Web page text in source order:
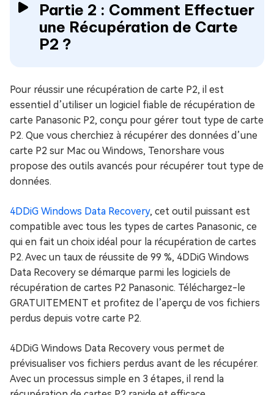
Partie 2 : Comment Effectuer
une Récupération de Carte
P2 ?
Pour réussir une récupération de carte P2, il est
essentiel d’utiliser un logiciel fiable de récupération de
carte Panasonic P2, conçu pour gérer tout type de carte
P2. Que vous cherchiez à récupérer des données d’une
carte P2 sur Mac ou Windows, Tenorshare vous
propose des outils avancés pour récupérer tout type de
données.
4DDiG Windows Data Recovery, cet outil puissant est
compatible avec tous les types de cartes Panasonic, ce
qui en fait un choix idéal pour la récupération de cartes
P2. Avec un taux de réussite de 99 %, 4DDiG Windows
Data Recovery se démarque parmi les logiciels de
récupération de cartes P2 Panasonic. Téléchargez-le
GRATUITEMENT et profitez de l’aperçu de vos fichiers
perdus depuis votre carte P2.
4DDiG Windows Data Recovery vous permet de
prévisualiser vos fichiers perdus avant de les récupérer.
Avec un processus simple en 3 étapes, il rend la